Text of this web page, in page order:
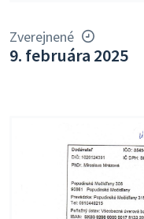
Zverejnené
9. februára 2025